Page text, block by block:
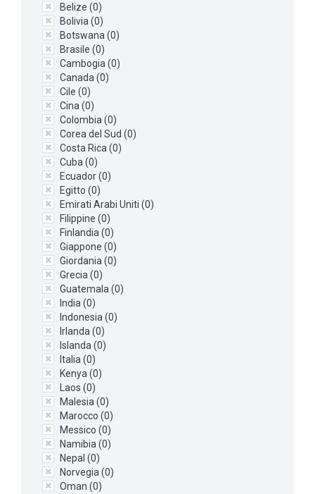
Belize (0)
Bolivia (0)
Botswana (0)
Brasile (0)
Cambogia (0)
Canada (0)
Cile (0)
Cina (0)
Colombia (0)
Corea del Sud (0)
Costa Rica (0)
Cuba (0)
Ecuador (0)
Egitto (0)
Emirati Arabi Uniti (0)
Filippine (0)
Finlandia (0)
Giappone (0)
Giordania (0)
Grecia (0)
Guatemala (0)
India (0)
Indonesia (0)
Irlanda (0)
Islanda (0)
Italia (0)
Kenya (0)
Laos (0)
Malesia (0)
Marocco (0)
Messico (0)
Namibia (0)
Nepal (0)
Norvegia (0)
Oman (0)